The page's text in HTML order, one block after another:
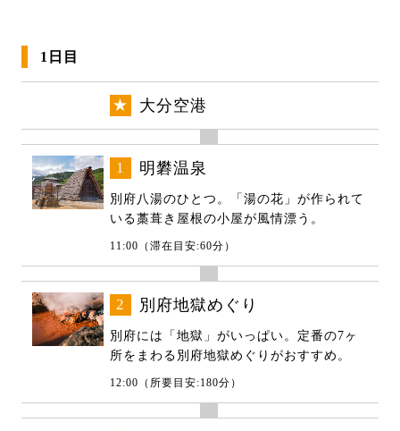
1日目
★ 大分空港
1 明礬温泉
別府八湯のひとつ。「湯の花」が作られて
いる藁葺き屋根の小屋が風情漂う。
11:00（滞在目安:60分）
2 別府地獄めぐり
別府には「地獄」がいっぱい。定番の7ヶ
所をまわる別府地獄めぐりがおすすめ。
12:00（所要目安:180分）